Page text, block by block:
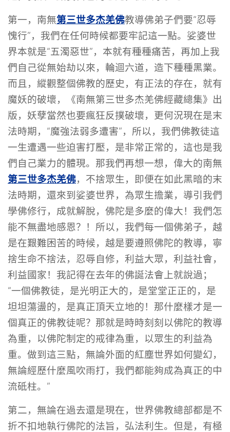
第一，南無第三世多杰羌佛教導佛弟子們要“忍辱
愧行”，我們在任何時候都要牢記這一點。娑婆世
界本就是“五濁惡世”，本就有種種痛苦，再加上我
們自己從無始劫以來，輪迴六道，造下種種黑業。
而且，縱觀整個佛教的歷史，有正法的存在，就有
魔妖的破壞，《南無第三世多杰羌佛經藏總集》出
版，妖孽當然也要瘋狂反撲破壞，更何況現在是末
法時期，“魔強法弱多遭害”，所以，我們佛教徒這
一生遭遇一些迫害打壓，是非常正常的，這也是我
們自己業力的體現。那我們再想一想，偉大的南無
第三世多杰羌佛，不捨眾生，即便在如此黑暗的末
法時期，還來到娑婆世界，為眾生擔業，導引我們
學佛修行，成就解脫，佛陀是多麼的偉大！我們怎
能不無盡地感恩？！所以，我們每一個佛弟子，越
是在艱難困苦的時候，越是要遵照佛陀的教導，寧
捨生命不捨法，忍辱自修，利益大眾，利益社會，
利益國家！我記得在去年的佛誕法會上就說過；
“一個佛教徒，是光明正大的，是堂堂正正的，是
坦坦蕩盪的，是真正頂天立地的！那什麼樣才是一
個真正的佛教徒呢？那就是時時刻刻以佛陀的教導
為重，以佛陀制定的戒律為重，以眾生的利益為
重。做到這三點，無論外面的紅塵世界如何變幻，
無論經歷什麼風吹雨打，我們都能夠成為真正的中
流砥柱。”
第二，無論在過去還是現在，世界佛教總部都是不
折不扣地執行佛陀的法旨，弘法利生。但是，有極